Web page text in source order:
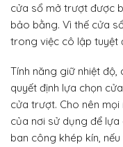
cửa sổ mở trượt được
bảo bằng. Vì thế cửa
trong việc cô lập tuyệt
Tính năng giữ nhiệt độ,
quyết định lựa chọn
cửa trượt. Cho nên
của nơi sử dụng để lựa
ban công khép kín,